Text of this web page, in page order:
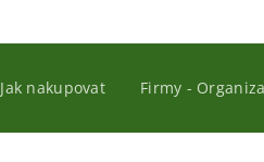
Jak nakupovat Firmy -